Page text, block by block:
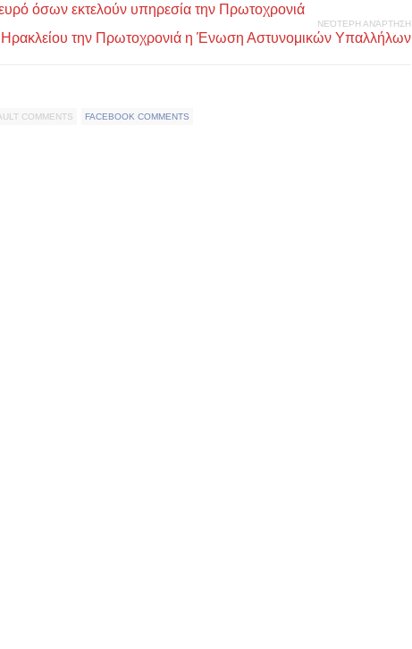
όσων εκτελούν υπηρεσία την Πρωτοχρονιά
ΝΕΌΤΕΡΗ ΑΝΆΡΤΗΣΗ
Ηρακλείου την Πρωτοχρονιά η Ένωση Αστυνομικών Υπαλλήλων
COMMENTS FACEBOOK COMMENTS